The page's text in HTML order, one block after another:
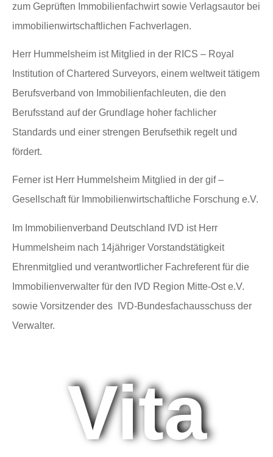
zum Geprüften Immobilienfachwirt sowie Verlagsautor bei
immobilienwirtschaftlichen Fachverlagen.
Herr Hummelsheim ist Mitglied in der RICS – Royal
Institution of Chartered Surveyors, einem weltweit tätigem
Berufsverband von Immobilienfachleuten, die den
Berufsstand auf der Grundlage hoher fachlicher
Standards und einer strengen Berufsethik regelt und
fördert.
Ferner ist Herr Hummelsheim Mitglied in der gif –
Gesellschaft für Immobilienwirtschaftliche Forschung e.V.
Im Immobilienverband Deutschland IVD ist Herr
Hummelsheim nach 14jähriger Vorstandstätigkeit
Ehrenmitglied und verantwortlicher Fachreferent für die
Immobilienverwalter für den IVD Region Mitte-Ost e.V.
sowie Vorsitzender des IVD-Bundesfachausschuss der
Verwalter.
Vita